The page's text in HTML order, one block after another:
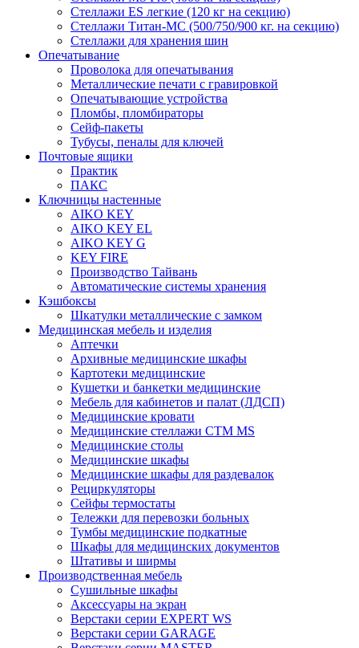
Стеллажи ES легкие (120 кг на секцию)
Стеллажи Титан-МС (500/750/900 кг. на секцию)
Стеллажи для хранения шин
Опечатывание
Проволока для опечатывания
Металлические печати с гравировкой
Опечатывающие устройства
Пломбы, пломбираторы
Сейф-пакеты
Тубусы, пеналы для ключей
Почтовые ящики
Практик
ПАКС
Ключницы настенные
AIKO KEY
AIKO KEY EL
AIKO KEY G
KEY FIRE
Производство Тайвань
Автоматические системы хранения
Кэшбоксы
Шкатулки металлические с замком
Медицинская мебель и изделия
Аптечки
Архивные медицинские шкафы
Картотеки медицинские
Кушетки и банкетки медицинские
Мебель для кабинетов и палат (ЛДСП)
Медицинские кровати
Медицинские стеллажи CTM MS
Медицинские столы
Медицинские шкафы
Медицинские шкафы для раздевалок
Рециркуляторы
Сейфы термостаты
Тележки для перевозки больных
Тумбы медицинские подкатные
Шкафы для медицинских документов
Штативы и ширмы
Производственная мебель
Cушильные шкафы
Аксессуары на экран
Верстаки серии EXPERT WS
Верстаки серии GARAGE